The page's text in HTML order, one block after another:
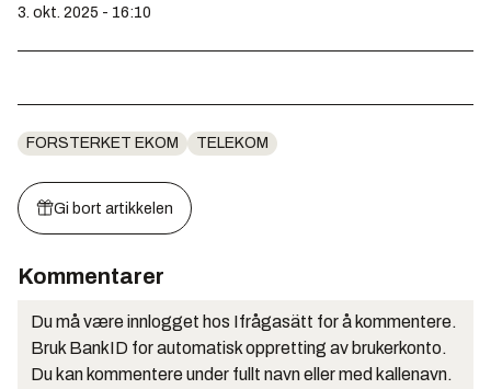
3. okt. 2025 - 16:10
FORSTERKET EKOM TELEKOM
Gi bort artikkelen
Kommentarer
Du må være innlogget hos Ifrågasätt for å kommentere.
Bruk BankID for automatisk oppretting av brukerkonto.
Du kan kommentere under fullt navn eller med kallenavn.